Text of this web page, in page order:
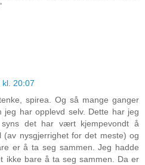
20:07
spirea. Og så mange ganger
jeg har opplevd selv. Dette har jeg
det har vært kjempevondt å
(av nysgjerrighet for det meste) og
er å ta seg sammen. Jeg hadde
ikke bare å ta seg sammen. Da er